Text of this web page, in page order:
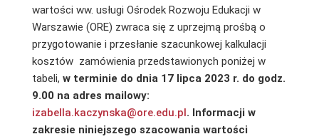
wartości ww. usługi Ośrodek Rozwoju Edukacji w
Warszawie (ORE) zwraca się z uprzejmą prośbą o
przygotowanie i przesłanie szacunkowej kalkulacji
kosztów zamówienia przedstawionych poniżej w
tabeli, w terminie do dnia 17 lipca 2023 r. do godz.
9.00 na adres mailowy:
izabella.kaczynska@ore.edu.pl. Informacji w
zakresie niniejszego szacowania wartości